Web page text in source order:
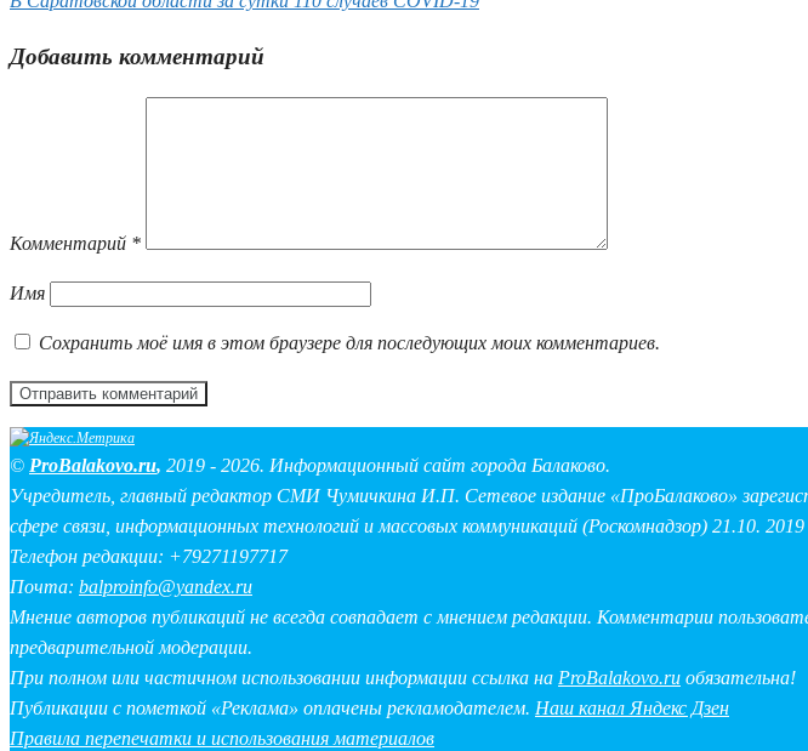
Добавить комментарий
Комментарий *
Имя
Сохранить моё имя в этом браузере для последующих моих комментариев.
© ProBalakovo.ru, 2019 - 2026. Информационный сайт города Балаково.
Учредитель, главный редактор СМИ Чумичкина И.П. Сетевое издание «ПроБалаково»
сфере связи, информационных технологий и массовых коммуникаций (Роскомнадзор) 21.10.
Телефон редакции: +79271197717
Почта: balproinfo@yandex.ru
Мнение авторов публикаций не всегда совпадает с мнением редакции. Комментарии
предварительной модерации.
При полном или частичном использовании информации ссылка на ProBalakovo.ru обязательна!
Публикации с пометкой «Реклама» оплачены рекламодателем. Наш канал Яндекс Дзен
Правила перепечатки и использования материалов